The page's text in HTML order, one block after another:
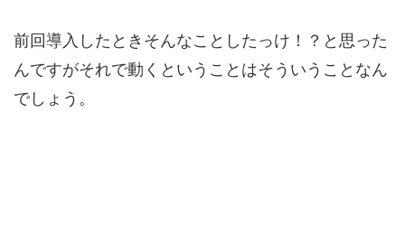
前回導入したときそんなことしたっけ！？と思った
んですがそれで動くということはそういうことなん
でしょう。